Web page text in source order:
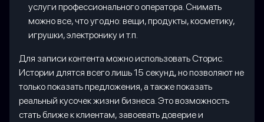
услуги профессионального оператора. Снимать
можно все, что угодно: вещи, продукты, косметику,
игрушки, электронику и т.п.
Для записи контента можно использовать Сторис.
Истории длятся всего лишь 15 секунд, но позволяют не
только показать предложения, а также показать
реальный кусочек жизни бизнеса. Это возможность
стать ближе к клиентам, завоевать доверие и